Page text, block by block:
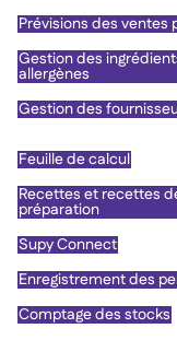
Prévisions des ventes
Gestion des
allergènes
Gestion des
Feuille de calcul
Recettes et recettes
préparation
Supy Connect
Enregistrement des
Comptage des stocks